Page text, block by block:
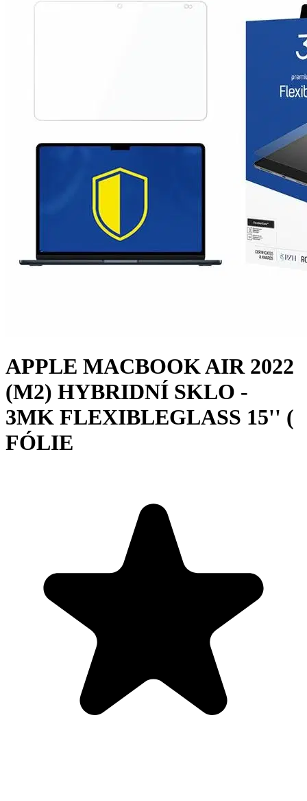
APPLE MACBOOK AIR 2022
(M2) HYBRIDNÍ SKLO -
3MK FLEXIBLEGLASS 15'' (
FÓLIE